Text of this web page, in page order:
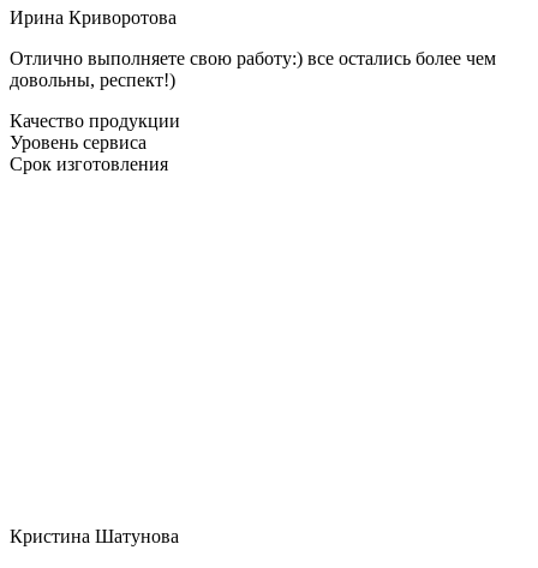
Ирина Криворотова
Отлично выполняете свою работу:) все остались более чем
довольны, респект!)
Качество продукции
Уровень сервиса
Срок изготовления
Кристина Шатунова